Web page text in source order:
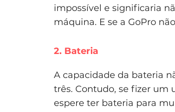
impossível e significaria
máquina. E se a GoPro
2. Bateria
A capacidade da bateria
três. Contudo, se fizer um
espere ter bateria para